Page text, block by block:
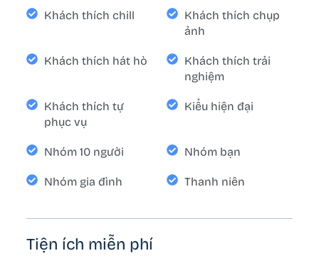
Khách thích chill
Khách thích chụp
ảnh
Khách thích hát hò
Khách thích trải
nghiệm
Khách thích tự
phục vụ
Kiểu hiện đại
Nhóm 10 người Nhóm bạn
Nhóm gia đình Thanh niên
Tiện ích miễn phí